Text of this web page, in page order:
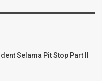
Selama Pit Stop Part II